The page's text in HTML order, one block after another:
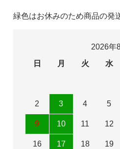
緑色はお休みのため商品の発
2026年
日
月 火 水
2 3 4 5
9 10 11 12
16 17 18 19